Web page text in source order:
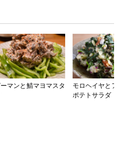
マンと鯖マヨマスタ
モロヘイヤと
ポテトサラダ